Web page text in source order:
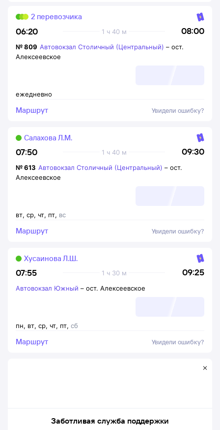
06:20 08:00
1 ч 40 м
2 перевозчика
ежедневно
№809 Автовокзал Столичный (Центральный) – ост.
Алексеевское
Маршрут Увидели ошибку?
07:50 09:30
1 ч 40 м
Салахова Л.М.
вт, ср, чт, пт, вс
№613 Автовокзал Столичный (Центральный) – ост.
Алексеевское
Маршрут Увидели ошибку?
07:55 09:25
1 ч 30 м
Хусаинова Л.Ш.
пн, вт, ср, чт, пт, сб
Автовокзал Южный – ост. Алексеевское
Маршрут Увидели ошибку?
Заботливая служба поддержки